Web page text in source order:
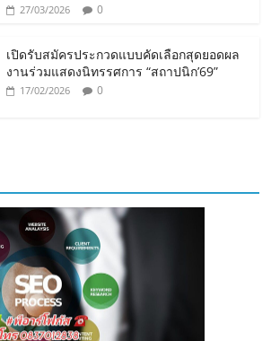
27/03/2026 0
เปิดรับสมัครประกวดแบบคัดเลือกสุดยอดผล
งานร่วมแสดงนิทรรศการ “สถาปนิก’69”
17/02/2026 0